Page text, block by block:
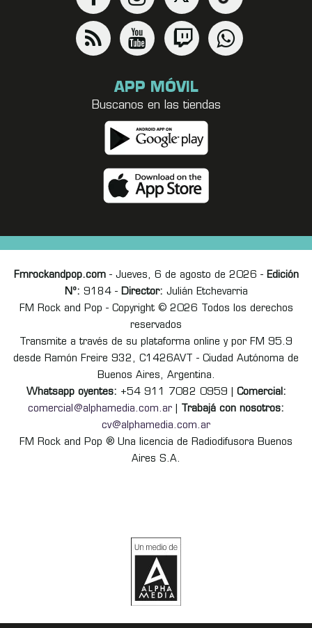
APP MÓVIL
Buscanos en las tiendas
Fmrockandpop.com- Jueves, 6 de agosto de 2026 - Edición
Nº: 9184 - Director: Julián Etchevarria
FM Rock and Pop - Copyright © 2026 Todos los derechos
reservados
Transmite a través de su plataforma online y por FM 95.9
desde Ramón Freire 932, C1426AVT - Ciudad Autónoma de
Buenos Aires, Argentina.
Whatsapp oyentes: +54 911 7082 0959 | Comercial:
comercial@alphamedia.com.ar
Trabajá con nosotros:
cv@alphamedia.com.ar
FM Rock and Pop ® Una licencia de Radiodifusora Buenos
Aires S.A.